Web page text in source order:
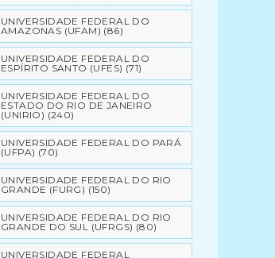
UNIVERSIDADE FEDERAL DO
AMAZONAS (UFAM) (86)
UNIVERSIDADE FEDERAL DO
ESPÍRITO SANTO (UFES) (71)
UNIVERSIDADE FEDERAL DO
ESTADO DO RIO DE JANEIRO
(UNIRIO) (240)
UNIVERSIDADE FEDERAL DO PARÁ
(UFPA) (70)
UNIVERSIDADE FEDERAL DO RIO
GRANDE (FURG) (150)
UNIVERSIDADE FEDERAL DO RIO
GRANDE DO SUL (UFRGS) (80)
UNIVERSIDADE FEDERAL